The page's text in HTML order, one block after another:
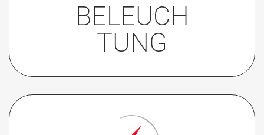
BELEUCH
TUNG
DOPPELTE BELEUCHTUNG nur für
schwarze Tasten erhältlich (und auf